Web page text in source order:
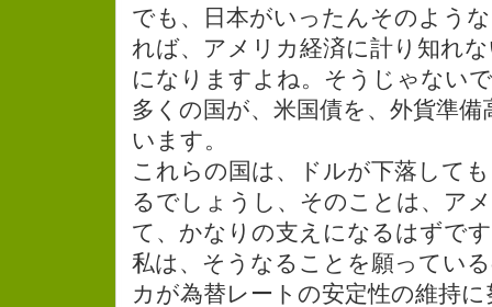
でも、日本がいったんそのよう
れば、アメリカ経済に計り知れ
になりますよね。そうじゃない
多くの国が、米国債を、外貨準
います。
これらの国は、ドルが下落して
るでしょうし、そのことは、ア
て、かなりの支えになるはずで
私は、そうなることを願ってい
カが為替レートの安定性の維持